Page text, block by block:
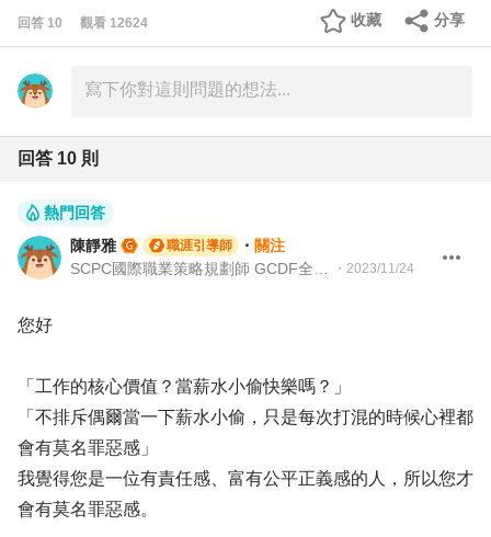
回答 10 觀看 12624 分享
收藏
回答 10 則
熱門回答
陳靜雅
職涯引導師 ・ 關注
・ 2023/11/24
您好
「工作的核心價值？當薪水小偷快樂嗎？」
「不排斥偶爾當一下薪水小偷，只是每次打混的時候心裡都
會有莫名罪惡感」
我覺得您是一位有責任感、富有公平正義感的人，所以您才
會有莫名罪惡感。